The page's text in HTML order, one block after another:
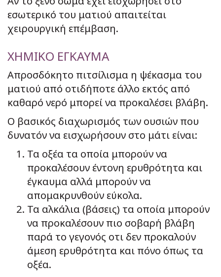
εσωτερικό του ματιού απαιτείται
χειρουργική επέμβαση.
ΧΗΜΙΚΟ ΕΓΚΑΥΜΑ
Απροσδόκητο πιτσίλισμα η ψέκασμα του
ματιού από οτιδήποτε άλλο εκτός από
καθαρό νερό μπορεί να προκαλέσει βλάβη.
Ο βασικός διαχωρισμός των ουσιών που
δυνατόν να εισχωρήσουν στο μάτι είναι:
Τα οξέα τα οποία μπορούν να
προκαλέσουν έντονη ερυθρότητα και
έγκαυμα αλλά μπορούν να
απομακρυνθούν εύκολα.
Τα αλκάλια (βάσεις) τα οποία μπορούν
να προκαλέσουν πιο σοβαρή βλάβη
παρά το γεγονός οτι δεν προκαλούν
άμεση ερυθρότητα και πόνο όπως τα
οξέα.